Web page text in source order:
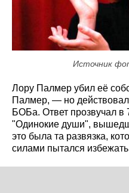
Источник
Лору Палмер убил её
Палмер, — но действовал
БОБа. Ответ прозвучал в
"Одинокие души",
это была та развязка,
силами пытался